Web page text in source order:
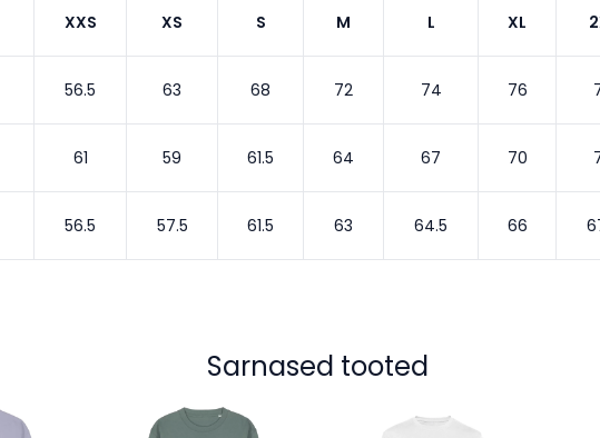
XXS XS S M L XL
56.5 63 68 72 74 76
61 59 61.5 64 67 70
56.5 57.5 61.5 63 64.5 66
Sarnased tooted